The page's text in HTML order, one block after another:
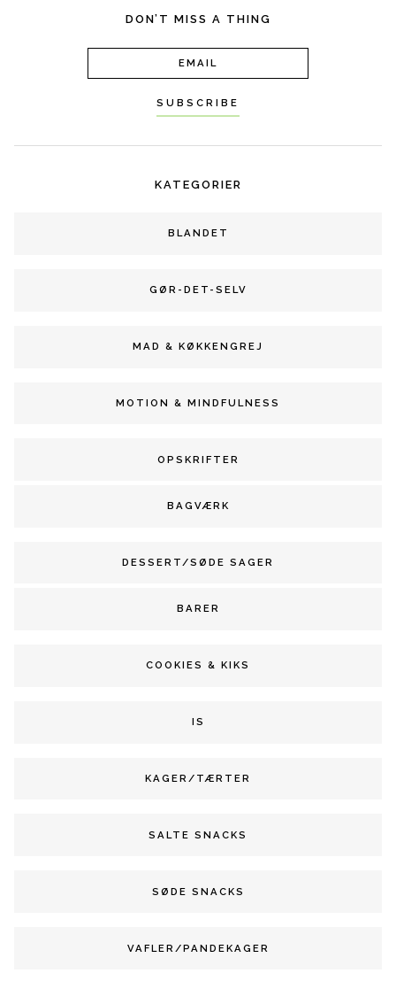
DON’T MISS A THING
KATEGORIER
BLANDET
GØR-DET-SELV
MAD & KØKKENGREJ
MOTION & MINDFULNESS
OPSKRIFTER
BAGVÆRK
DESSERT/SØDE SAGER
BARER
COOKIES & KIKS
IS
KAGER/TÆRTER
SALTE SNACKS
SØDE SNACKS
VAFLER/PANDEKAGER